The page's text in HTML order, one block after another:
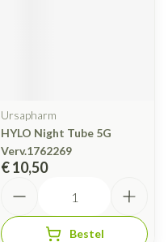
Ursapharm
HYLO Night Tube 5G
Verv.1762269
€ 10,50
Bestel